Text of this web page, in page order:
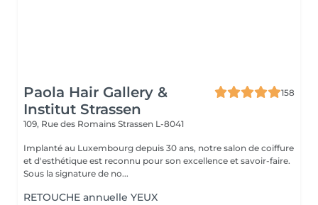
Paola Hair Gallery &
Institut Strassen
158
109, Rue des Romains Strassen L-8041
Implanté au Luxembourg depuis 30 ans, notre salon de coiffure
et d'esthétique est reconnu pour son excellence et savoir-faire.
Sous la signature de no...
RETOUCHE annuelle YEUX